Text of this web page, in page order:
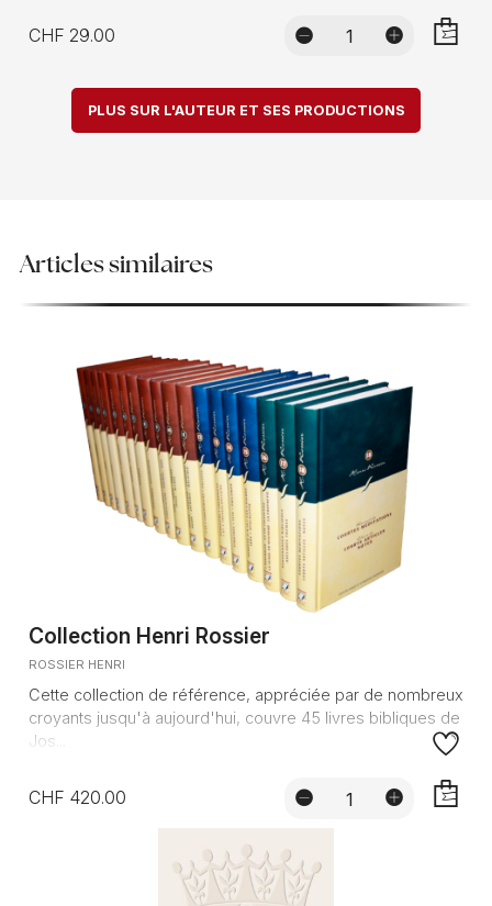
CHF 29.00
PLUS SUR L'AUTEUR ET SES PRODUCTIONS
Articles similaires
Collection Henri Rossier
ROSSIER HENRI
Cette collection de référence, appréciée par de nombreux
croyants jusqu'à aujourd'hui, couvre 45 livres bibliques de
Jos...
CHF 420.00